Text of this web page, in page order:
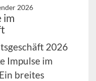
2026
im
2026
Impulse im
breites